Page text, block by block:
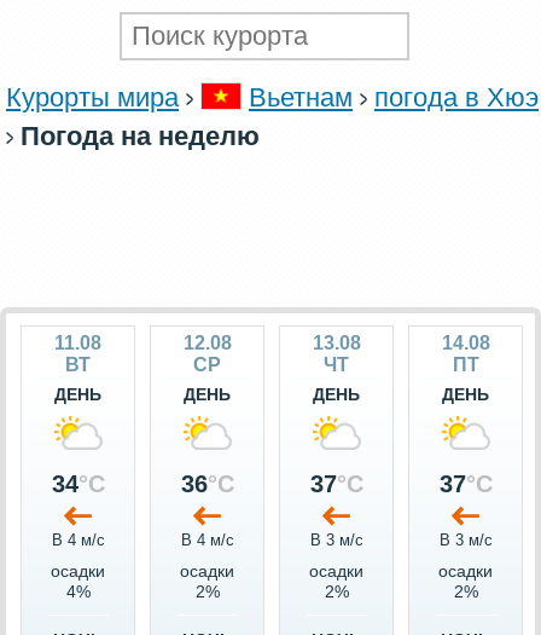
Курорты мира Вьетнам
погода в Хюэ
Погода на неделю
11.08
ВТ
ДЕНЬ
34°C
В 4 м/c
осадки
4%
12.08
СР
ДЕНЬ
36°C
В 4 м/c
осадки
2%
13.08
ЧТ
ДЕНЬ
37°C
В 3 м/c
осадки
2%
14.08
ПТ
ДЕНЬ
37°C
В 3 м/c
осадки
2%